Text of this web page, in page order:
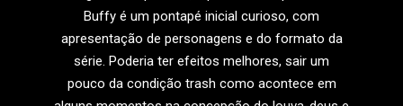
Buffy é um pontapé inicial curioso, com
apresentação de personagens e do formato da
série. Poderia ter efeitos melhores, sair um
pouco da condição trash como acontece em